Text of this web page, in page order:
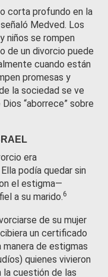
corta profundo en la
Medved. Los
niños se rompen
de un divorcio puede
cuando están
promesas y
la sociedad se ve
“aborrece” sobre
era
podía quedar sin
el estigma—
a su marido.6
de su mujer
un certificado
de estigmas
quienes vivieron
la cuestión de las